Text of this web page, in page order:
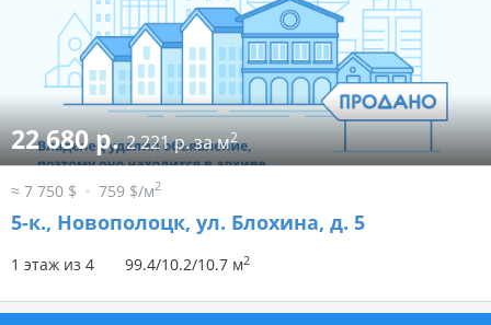
22 680 р.2 221 р. за м2
≈ 7 750 $ 759 $/м2
5-к., Новополоцк, ул. Блохина, д. 5
1 этаж из 4 99.4/10.2/10.7 м2